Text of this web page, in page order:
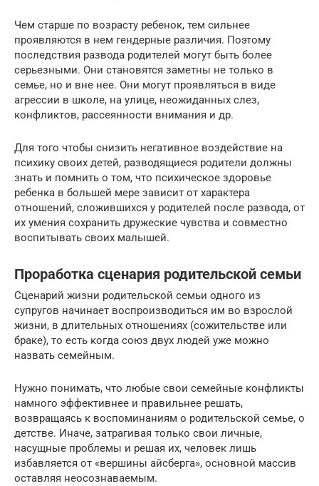
Чем старше по возрасту ребенок, тем сильнее
проявляются в нем гендерные различия. Поэтому
последствия развода родителей могут быть более
серьезными. Они становятся заметны не только в
семье, но и вне нее. Они могут проявляться в виде
агрессии в школе, на улице, неожиданных слез,
конфликтов, рассеянности внимания и др.
Для того чтобы снизить негативное воздействие на
психику своих детей, разводящиеся родители должны
знать и помнить о том, что психическое здоровье
ребенка в большей мере зависит от характера
отношений, сложившихся у родителей после развода, от
их умения сохранить дружеские чувства и совместно
воспитывать своих малышей.
Проработка сценария родительской семьи
Сценарий жизни родительской семьи одного из
супругов начинает воспроизводиться им во взрослой
жизни, в длительных отношениях (сожительстве или
браке), то есть когда союз двух людей уже можно
назвать семейным.
Нужно понимать, что любые свои семейные конфликты
намного эффективнее и правильнее решать,
возвращаясь к воспоминаниям о родительской семье, о
детстве. Иначе, затрагивая только свои личные,
насущные проблемы и решая их, человек лишь
избавляется от «вершины айсберга», основной массив
оставляя неосознаваемым.